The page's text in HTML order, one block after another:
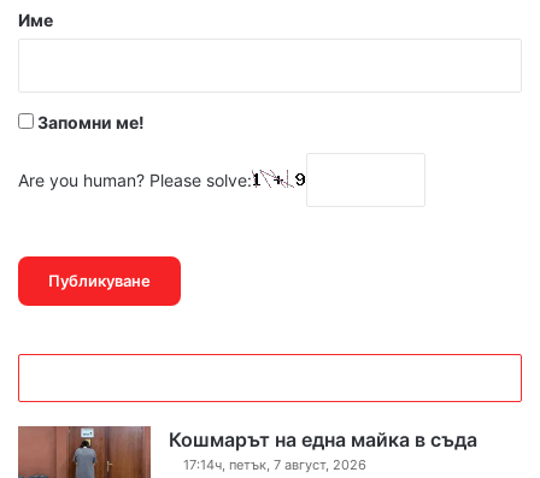
р
Име
Запомни ме!
Are you human? Please solve:
Кошмарът на една майка в съда
17:14ч, петък, 7 август, 2026